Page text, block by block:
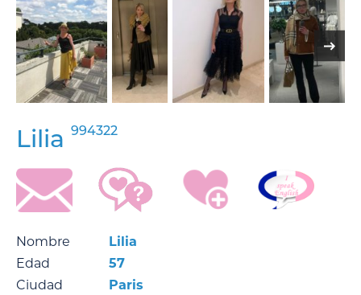
Lilia 994322
Nombre
Lilia
Edad
57
Ciudad
Paris